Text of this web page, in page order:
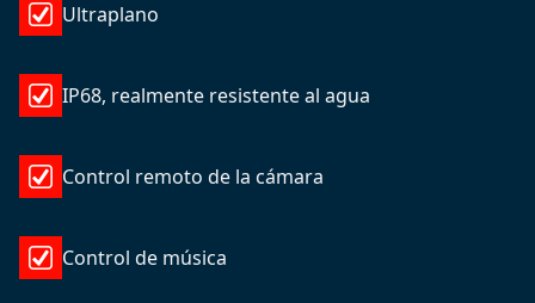
Ultraplano
IP68, realmente resistente al agua
Control remoto de la cámara
Control de música